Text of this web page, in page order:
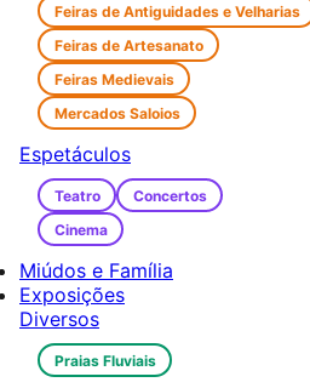
Feiras de Antiguidades e Velharias
Feiras de Artesanato
Feiras Medievais
Mercados Saloios
Espetáculos
Teatro
Concertos
Cinema
Miúdos e Família
Exposições
Diversos
Praias Fluviais